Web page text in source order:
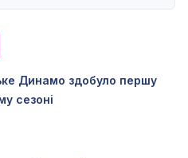
Динамо здобуло першу
сезоні